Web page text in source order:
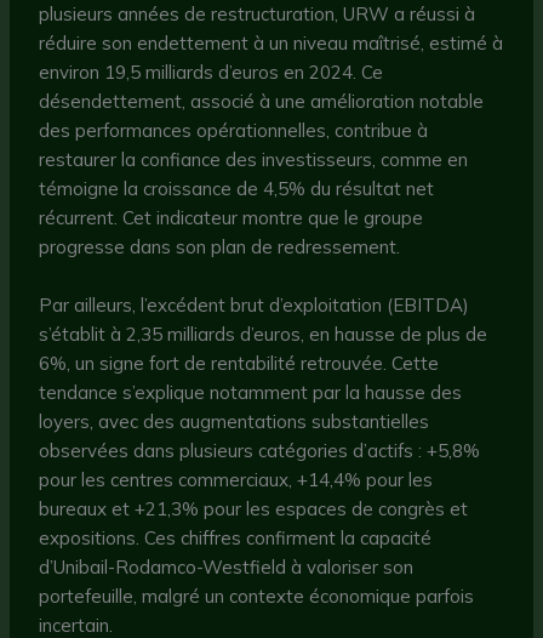
plusieurs années de restructuration, URW a réussi à
réduire son endettement à un niveau maîtrisé, estimé à
environ 19,5 milliards d’euros en 2024. Ce
désendettement, associé à une amélioration notable
des performances opérationnelles, contribue à
restaurer la confiance des investisseurs, comme en
témoigne la croissance de 4,5% du résultat net
récurrent. Cet indicateur montre que le groupe
progresse dans son plan de redressement.
Par ailleurs, l’excédent brut d’exploitation (EBITDA)
s’établit à 2,35 milliards d’euros, en hausse de plus de
6%, un signe fort de rentabilité retrouvée. Cette
tendance s’explique notamment par la hausse des
loyers, avec des augmentations substantielles
observées dans plusieurs catégories d’actifs : +5,8%
pour les centres commerciaux, +14,4% pour les
bureaux et +21,3% pour les espaces de congrès et
expositions. Ces chiffres confirment la capacité
d’Unibail-Rodamco-Westfield à valoriser son
portefeuille, malgré un contexte économique parfois
incertain.